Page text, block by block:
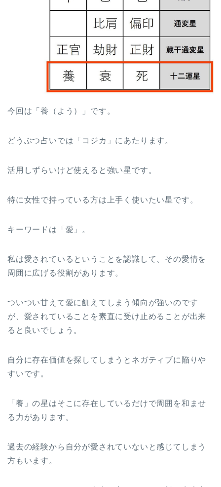
今回は「養（よう）」です。
どうぶつ占いでは「コジカ」にあたります。
活用しずらいけど使えると強い星です。
特に女性で持っている方は上手く使いたい星です。
キーワードは「愛」。
私は愛されているということを認識して、その愛情を
周囲に広げる役割があります。
ついつい甘えて愛に飢えてしまう傾向が強いのです
が、愛されていることを素直に受け止めることが出来
ると良いでしょう。
自分に存在価値を探してしまうとネガティブに陥りや
すいです。
「養」の星はそこに存在しているだけで周囲を和ませ
る力があります。
過去の経験から自分が愛されていないと感じてしまう
方もいます。